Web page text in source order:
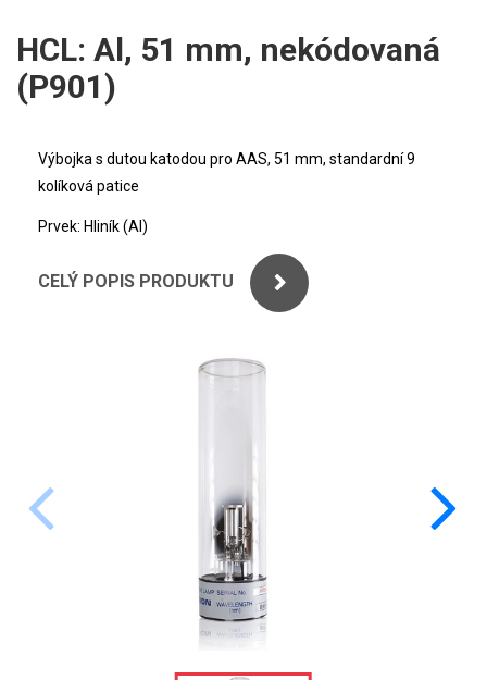
PERKINELMER
SHIMADZU
ANALYTIK JENA
STANDARDY
TELEDYNE LEEMAN
XRF
UV-VIS FLUO
Příprava vzorků
HCL: Al, 51 mm, nekódovaná
(P901)
Výbojka s dutou katodou pro AAS, 51 mm, standardní 9
kolíková patice
Prvek: Hliník (Al)
CELÝ POPIS PRODUKTU